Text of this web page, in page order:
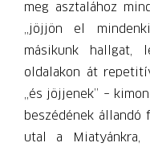
meg asztalához
„jöjjön el
másikunk hallgat,
oldalakon át
„és jöjjenek” –
beszédének állandó
utal a